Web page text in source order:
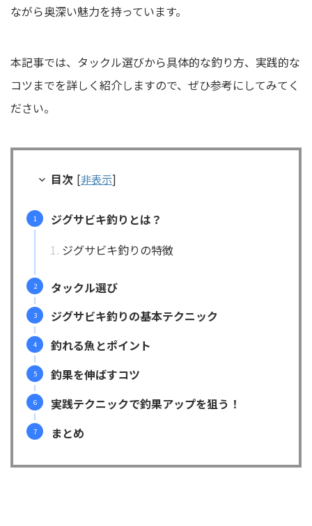
ながら奥深い魅力を持っています。
本記事では、タックル選びから具体的な釣り方、実践的な
コツまでを詳しく紹介しますので、ぜひ参考にしてみてく
ださい。
目次 [非表示]
ジグサビキ釣りとは？
ジグサビキ釣りの特徴
タックル選び
ジグサビキ釣りの基本テクニック
釣れる魚とポイント
釣果を伸ばすコツ
実践テクニックで釣果アップを狙う！
まとめ